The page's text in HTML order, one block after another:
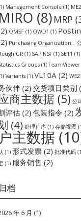
Management Console (1)
(8) MRP
OMSF (1) OWD1 (1)
Purchasing Organization，
GR (1) SAPINST(1) SE11 (1)
Groups (1) TeamViewer
Variants (1) VL10A (2)
伙伴 (2) 交货项目类别
商主数据 (5) 公
评估 (2) 包装指令 (2)
(4) 处理程序 (1) 存储视图
主数据
(1) 形式发票 (2) 批准代码
(1) 服务销售 (2)
档
年 6 月 (1)